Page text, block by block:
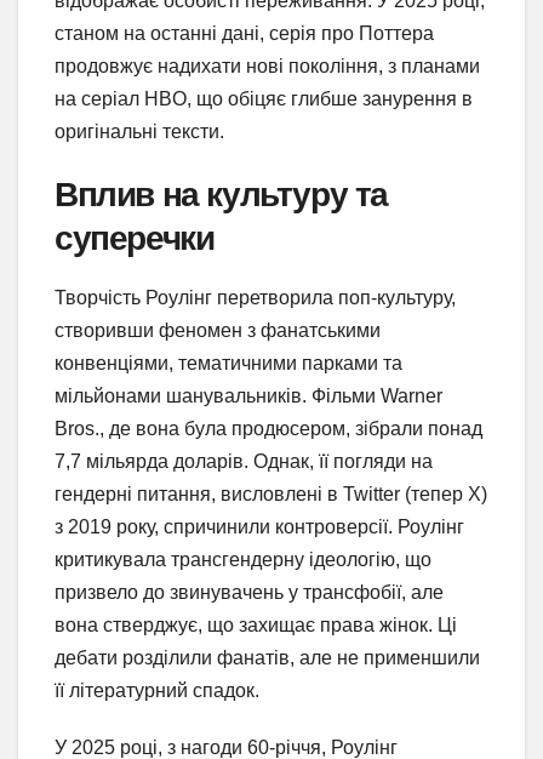
станом на останні дані, серія про Поттера
продовжує надихати нові покоління, з планами
на серіал HBO, що обіцяє глибше занурення в
оригінальні тексти.
Вплив на культуру та
суперечки
Творчість Роулінг перетворила поп-культуру,
створивши феномен з фанатськими
конвенціями, тематичними парками та
мільйонами шанувальників. Фільми Warner
Bros., де вона була продюсером, зібрали понад
7,7 мільярда доларів. Однак, її погляди на
гендерні питання, висловлені в Twitter (тепер X)
з 2019 року, спричинили контроверсії. Роулінг
критикувала трансгендерну ідеологію, що
призвело до звинувачень у трансфобії, але
вона стверджує, що захищає права жінок. Ці
дебати розділили фанатів, але не применшили
її літературний спадок.
У 2025 році, з нагоди 60-річчя, Роулінг